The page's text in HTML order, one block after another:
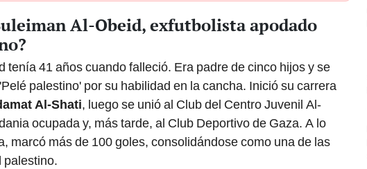
Al-Obeid, exfutbolista apodado
tenía 41 años cuando falleció. Era padre de cinco hijos y se
palestino' por su habilidad en la cancha. Inició su carrera
Al-Shati, luego se unió al Club del Centro Juvenil Al-
ocupada y, más tarde, al Club Deportivo de Gaza. A lo
marcó más de 100 goles, consolidándose como una de las
palestino.